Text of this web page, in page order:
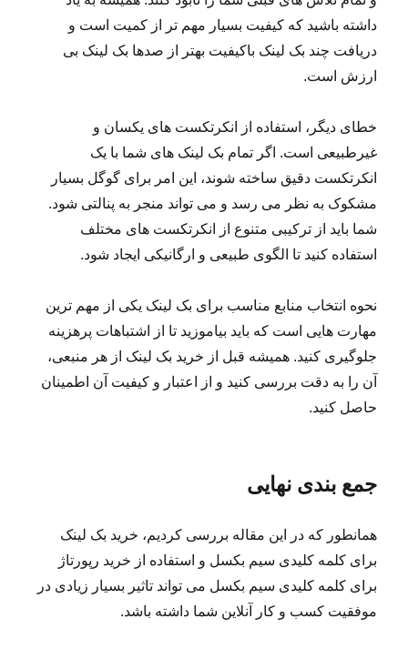
داشته باشید که کیفیت بسیار مهم تر از کمیت است و
دریافت چند بک لینک باکیفیت بهتر از صدها بک لینک بی
ارزش است.
خطای دیگر، استفاده از انکرتکست های یکسان و
غیرطبیعی است. اگر تمام بک لینک های شما با یک
انکرتکست دقیق ساخته شوند، این امر برای گوگل بسیار
مشکوک به نظر می رسد و می تواند منجر به پنالتی شود.
شما باید از ترکیبی متنوع از انکرتکست های مختلف
استفاده کنید تا الگوی طبیعی و ارگانیکی ایجاد شود.
نحوه انتخاب منابع مناسب برای بک لینک یکی از مهم ترین
مهارت هایی است که باید بیاموزید تا از اشتباهات پرهزینه
جلوگیری کنید. همیشه قبل از خرید بک لینک از هر منبعی،
آن را به دقت بررسی کنید و از اعتبار و کیفیت آن اطمینان
حاصل کنید.
جمع بندی نهایی
همانطور که در این مقاله بررسی کردیم، خرید بک لینک
برای کلمه کلیدی سیم بکسل و استفاده از خرید رپورتاژ
برای کلمه کلیدی سیم بکسل می تواند تاثیر بسیار زیادی در
موفقیت کسب و کار آنلاین شما داشته باشد.